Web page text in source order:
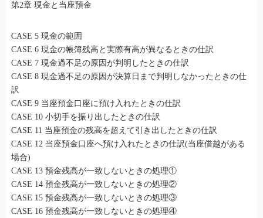
第2章 現金と当座預金
CASE 5 現金の範囲
CASE 6 現金の帳簿残高と実際有高が異なるときの仕訳
CASE 7 現金過不足の原因が判明したときの仕訳
CASE 8 現金過不足の原因が決算日まで判明しなかったときの仕
訳
CASE 9 当座預金口座に預け入れたときの仕訳
CASE 10 小切手を振り出したときの仕訳
CASE 11 当座預金の残高を超えて引き出したときの仕訳
CASE 12 当座預金口座へ預け入れたときの仕訳(当座借越がある
場合)
CASE 13 預金残高が一致しないときの処理①
CASE 14 預金残高が一致しないときの処理②
CASE 15 預金残高が一致しないときの処理③
CASE 16 預金残高が一致しないときの処理④